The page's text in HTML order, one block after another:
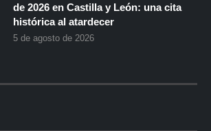
de 2026 en Castilla y León: una cita
histórica al atardecer
5 de agosto de 2026